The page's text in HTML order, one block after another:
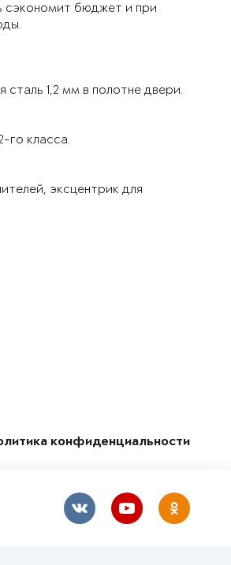
сэкономит бюджет и при
1,2 мм в полотне двери.
го класса.
эксцентрик для
конфиденциальности